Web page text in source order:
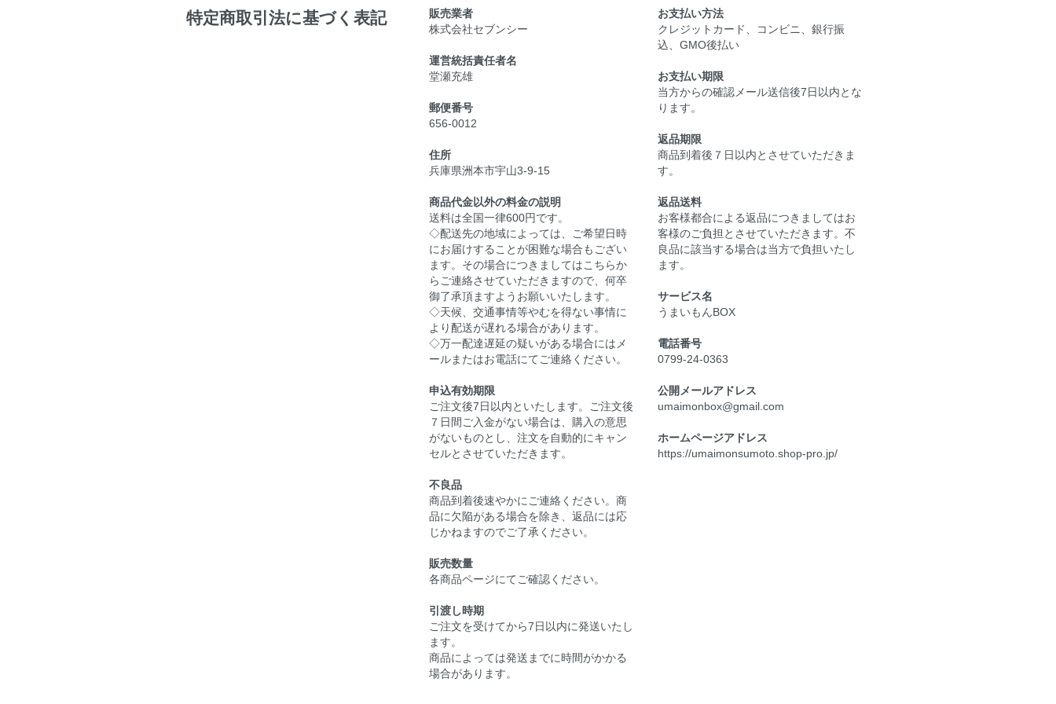
特定商取引法に基づく表記
販売業者
株式会社セブンシー
運営統括責任者名
堂瀬充雄
郵便番号
656-0012
住所
兵庫県洲本市宇山3-9-15
商品代金以外の料金の説明
送料は全国一律600円です。
◇配送先の地域によっては、ご希望日時
にお届けすることが困難な場合もござい
ます。その場合につきましてはこちらか
らご連絡させていただきますので、何卒
御了承頂ますようお願いいたします。
◇天候、交通事情等やむを得ない事情に
より配送が遅れる場合があります。
◇万一配達遅延の疑いがある場合にはメ
ールまたはお電話にてご連絡ください。
申込有効期限
ご注文後7日以内といたします。ご注文後
７日間ご入金がない場合は、購入の意思
がないものとし、注文を自動的にキャン
セルとさせていただきます。
不良品
商品到着後速やかにご連絡ください。商
品に欠陥がある場合を除き、返品には応
じかねますのでご了承ください。
販売数量
各商品ページにてご確認ください。
引渡し時期
ご注文を受けてから7日以内に発送いたし
ます。
商品によっては発送までに時間がかかる
場合があります。
お支払い方法
クレジットカード、コンビニ、銀行振
込、GMO後払い
お支払い期限
当方からの確認メール送信後7日以内とな
ります。
返品期限
商品到着後７日以内とさせていただきま
す。
返品送料
お客様都合による返品につきましてはお
客様のご負担とさせていただきます。不
良品に該当する場合は当方で負担いたし
ます。
サービス名
うまいもんBOX
電話番号
0799-24-0363
公開メールアドレス
umaimonbox@gmail.com
ホームページアドレス
https://umaimonsumoto.shop-pro.jp/